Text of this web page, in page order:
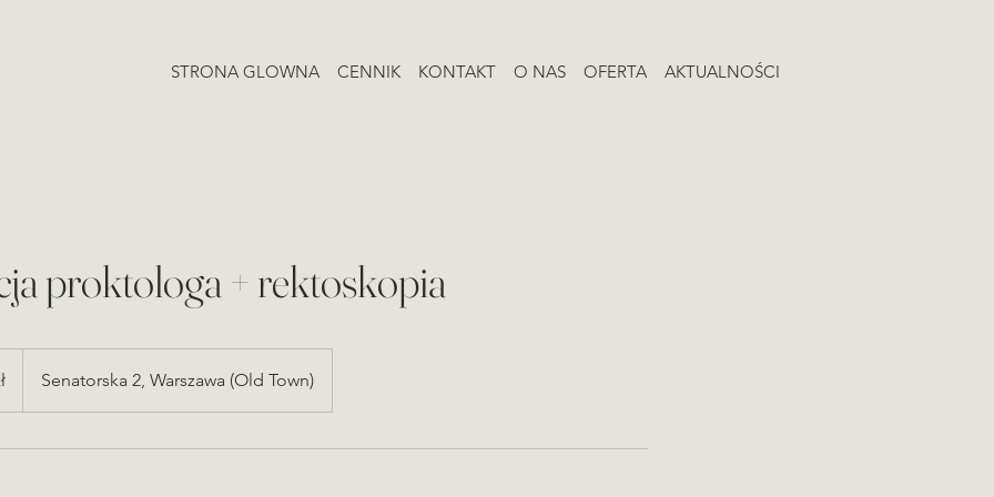
STRONA GLOWNA CENNIK KONTAKT O NAS OFERTA AKTUALNOŚCI
proktologa + rektoskopia
Senatorska 2, Warszawa (Old Town)